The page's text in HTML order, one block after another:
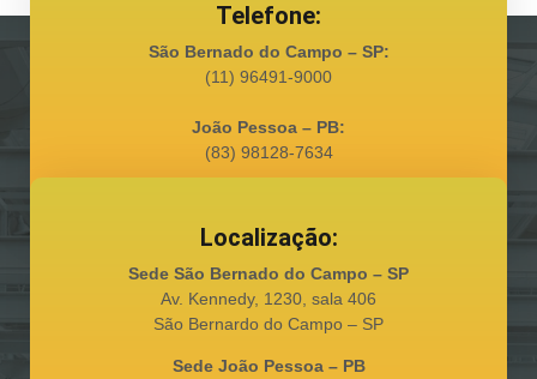
Telefone:
São Bernado do Campo – SP:
(11) 96491-9000
João Pessoa – PB:
(83) 98128-7634
Localização:
Sede São Bernado do Campo – SP
Av. Kennedy, 1230, sala 406
São Bernardo do Campo – SP
Sede João Pessoa – PB